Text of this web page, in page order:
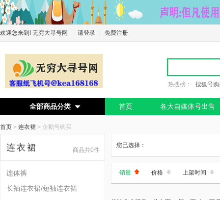
欢迎您来到! 无穷大寻号网 请登录 免费注册
热搜榜： 搜狐号
全部商品分类  首页 各大自媒体号出售
首页 > 连衣裙 > 企鹅号购买
连衣裙 商品共0件
连体裤
长袖连衣裙/短袖连衣裙
您已选择：
销量 价格 上架时间